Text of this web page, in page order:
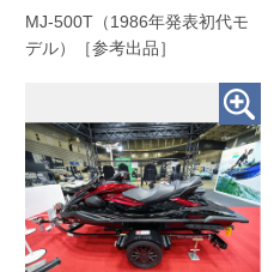
MJ-500T（1986年発表初代モ
デル）［参考出品］